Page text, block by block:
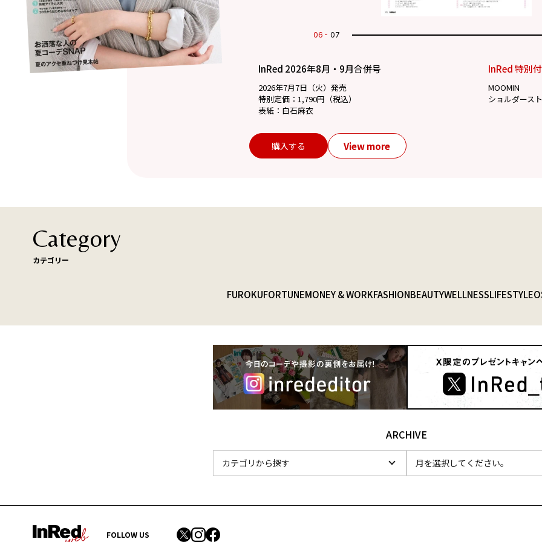
07 07
InRed 2026年8月・9月合併号
2026年7月7日（火）発売
特別定価：1,790円（税込）
表紙：白石麻衣
InRed 特別
MOOMIN
ショルダース
購入する View more
Category
カテゴリー
FUROKUFORTUNEMONEY & WORKFASHIONBEAUTYWELLNESSLIFESTYLE
ARCHIVE
FOLLOW US